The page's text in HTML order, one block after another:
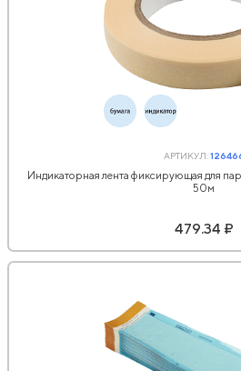
АРТИКУЛ:
Индикаторная лента фиксирующая для
50м
479.34 ₽